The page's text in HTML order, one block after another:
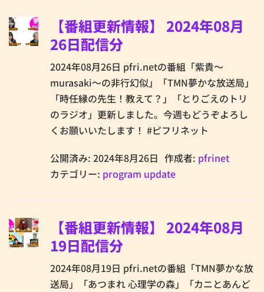
【番組更新情報】 2024年08月
26日配信分
2024年08月26日 pfri.netの番組「紫貴～
murasaki～の非行幻似」「TMN夢かな放送局」
「時任縁の先生！教えて？」「とりごえのトリ
のラジオ」更新しました。今週もどうぞよろし
くお願いいたします！ #ピフリネット
公開済み: 2024年8月26日 作成者: pfrinet
カテゴリー: program update
【番組更新情報】 2024年08月
19日配信分
2024年08月19日 pfri.netの番組「TMN夢かな放
送局」「あつまれ 心理学の森」「カニとあんど